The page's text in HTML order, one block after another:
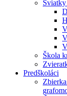
Škola
Predškoláci